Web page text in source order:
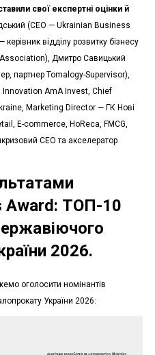
свої експертні оцінки й
(СЕО — Ukrainian Business
відділу розвитку бізнесу
Дмитро Савицький
партнер Tomalogy-Supervisor),
Innovation AmA Invest, Chief
Marketing Director — ГК Нові
E-commerce, HoReca, FMCG,
CEO та акселератор
Award: ТОП-10
2026.
оголосити номінантів
України 2026: